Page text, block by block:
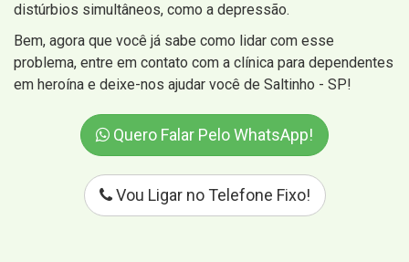
distúrbios simultâneos, como a depressão.
Bem, agora que você já sabe como lidar com esse
problema, entre em contato com a clínica para dependentes
em heroína e deixe-nos ajudar você de Saltinho - SP!
Quero Falar Pelo WhatsApp!
Vou Ligar no Telefone Fixo!